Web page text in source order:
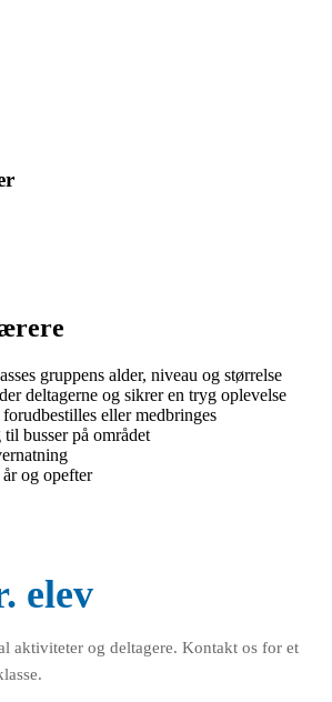
gruppens alder, niveau og størrelse
deltagerne og sikrer en tryg oplevelse
eller medbringes
busser på området
og opefter
elev
aktiviteter og deltagere. Kontakt os for et